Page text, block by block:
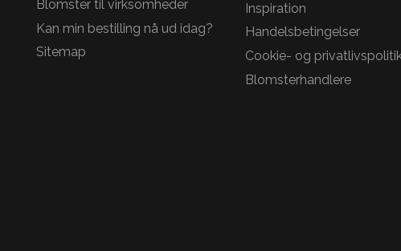
Blomster til virksomheder
Kan min bestilling nå ud idag?
Sitemap
Inspiration
Handelsbetingelser
Cookie- og
Blomsterhandlere